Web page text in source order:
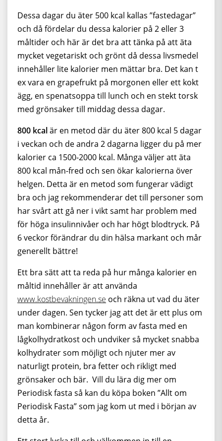
Dessa dagar du äter 500 kcal kallas ”fastedagar”
och då fördelar du dessa kalorier på 2 eller 3
måltider och här är det bra att tänka på att äta
mycket vegetariskt och grönt då dessa livsmedel
innehåller lite kalorier men mättar bra. Det kan t
ex vara en grapefrukt på morgonen eller ett kokt
ägg, en spenatsoppa till lunch och en stekt torsk
med grönsaker till middag dessa dagar.
800 kcalär en metod där du äter 800 kcal 5 dagar
i veckan och de andra 2 dagarna ligger du på mer
kalorier ca 1500-2000 kcal. Många väljer att äta
800 kcal mån-fred och sen ökar kalorierna över
helgen. Detta är en metod som fungerar vädigt
bra och jag rekommenderar det till personer som
har svårt att gå ner i vikt samt har problem med
för höga insulinnivåer och har högt blodtryck. På
6 veckor förändrar du din hälsa markant och mår
generellt bättre!
Ett bra sätt att ta reda på hur många kalorier en
måltid innehåller är att använda
www.kostbevakningen.se och räkna ut vad du äter
under dagen. Sen tycker jag att det är ett plus om
man kombinerar någon form av fasta med en
lågkolhydratkost och undviker så mycket snabba
kolhydrater som möjligt och njuter mer av
naturligt protein, bra fetter och rikligt med
grönsaker och bär. Vill du lära dig mer om
Periodisk fasta så kan du köpa boken ”Allt om
Periodisk Fasta” som jag kom ut med i början av
detta år.